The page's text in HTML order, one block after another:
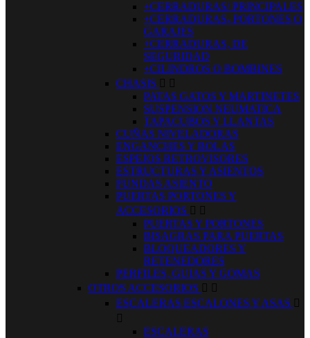
+CERRADURAS/ PRINCIPALES
+CERRADURAS- PORTONES O
GARAJES
+CERRADURAS, DE
SEGURIDAD
+CILINDROS O BOMBINES
CHASIS  
PATAS GATOS Y MARTINETES
SUSPENSION NEUMATICA
TAPACUBOS Y LLANTAS
CUÑAS NIVELADORAS
ENGANCHES Y BOLAS
ESPEJOS RETROVISORES
ESTRUCTURAS Y ASIENTOS
FUNDAS ASIENTO
PUERTAS PORTONES Y
ACCESORIOS  
PUERTAS Y PORTONES
BISAGRAS PARA PUERTAS
BLOQUEADORES Y
RETENEDORES
PERFILES, GUIAS Y GOMAS
OTROS ACCESORIOS  
ESCALERAS ESCALONES Y ASAS 

ESCALERAS